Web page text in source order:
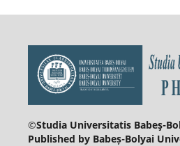
©Studia Universitatis Babeş-
Published by Babeș-Bolyai